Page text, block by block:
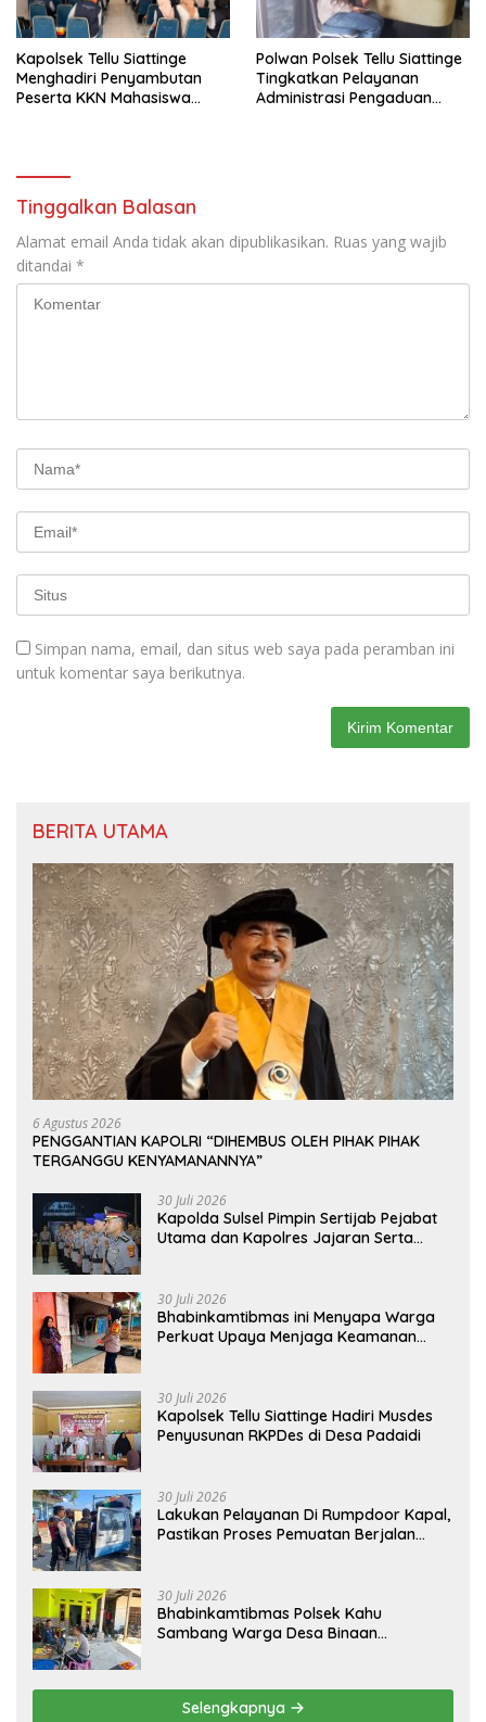
Kapolsek Tellu Siattinge
Menghadiri Penyambutan
Peserta KKN Mahasiswa
Polwan Polsek Tellu Siattinge
Tingkatkan Pelayanan
Administrasi Pengaduan
Tinggalkan Balasan
Alamat email Anda tidak akan dipublikasikan. Ruas yang wajib
ditandai *
Simpan nama, email, dan situs web saya pada peramban ini
untuk komentar saya berikutnya.
BERITA UTAMA
6 Agustus 2026
PENGGANTIAN KAPOLRI “DIHEMBUS OLEH PIHAK PIHAK
TERGANGGU KENYAMANANNYA”
30 Juli 2026
Kapolda Sulsel Pimpin Sertijab Pejabat
Utama dan Kapolres Jajaran Serta
30 Juli 2026
Bhabinkamtibmas ini Menyapa Warga
Perkuat Upaya Menjaga Keamanan
30 Juli 2026
Kapolsek Tellu Siattinge Hadiri Musdes
Penyusunan RKPDes di Desa Padaidi
30 Juli 2026
Lakukan Pelayanan Di Rumpdoor Kapal,
Pastikan Proses Pemuatan Berjalan
30 Juli 2026
Bhabinkamtibmas Polsek Kahu
Sambang Warga Desa Binaan
Selengkapnya